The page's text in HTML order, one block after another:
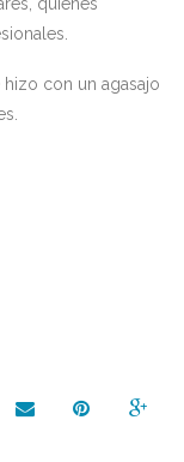
con un agasajo